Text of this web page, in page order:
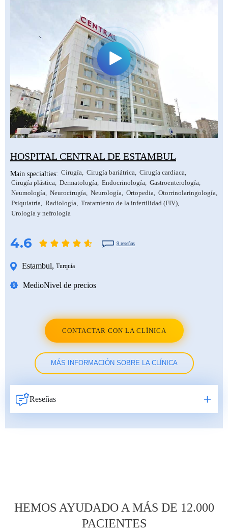
HOSPITAL CENTRAL DE ESTAMBUL
Main specialties: Cirugía Cirugía bariátrica Cirugía cardiaca
Cirugía plástica Dermatología Endocrinología Gastroenterología
Neumología Neurocirugía Neurología Ortopedia Otorrinolaringología
Psiquiatría Radiología Tratamiento de la infertilidad (FIV)
Urología y nefrología
4.6 9 reseñas
Estambul, Turquía
MedioNivel de precios
CONTACTAR CON LA CLÍNICA
MÁS INFORMACIÓN SOBRE LA CLÍNICA
Reseñas
HEMOS AYUDADO A MÁS DE 12.000
PACIENTES